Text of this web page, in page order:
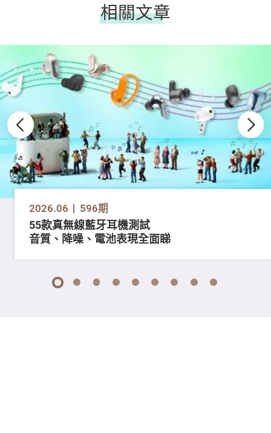
相關文章
2026.06 596期
55款真無線藍牙耳機測試
音質、降噪、電池表現全面睇
1 2 3 4 5 6 7 8 9